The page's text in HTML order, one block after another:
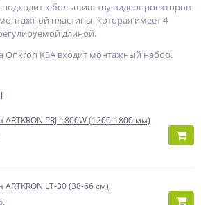
к большинству видеопроекторов
пластины, которая имеет 4
длиной.
Onkron K3A входит монтажный набор.
PRJ-1800W (1200-1800 мм)
LT-30 (38-66 см)